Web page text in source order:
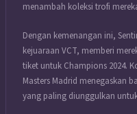
menambah koleksi trofi
Dengan kemenangan ini,
kejuaraan VCT, memberi
tiket untuk Champions 2024.
Masters Madrid menegaskan
yang paling diunggulkan